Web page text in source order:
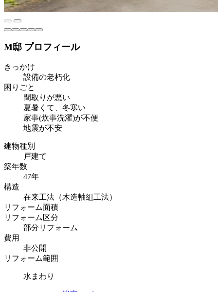
M邸 プロフィール
きっかけ
設備の老朽化
困りごと
間取りが悪い
夏暑くて、冬寒い
家事(炊事洗濯)が不便
地震が不安
建物種別
戸建て
築年数
47年
構造
在来工法（木造軸組工法）
リフォーム面積
リフォーム区分
部分リフォーム
費用
非公開
リフォーム範囲
水まわり